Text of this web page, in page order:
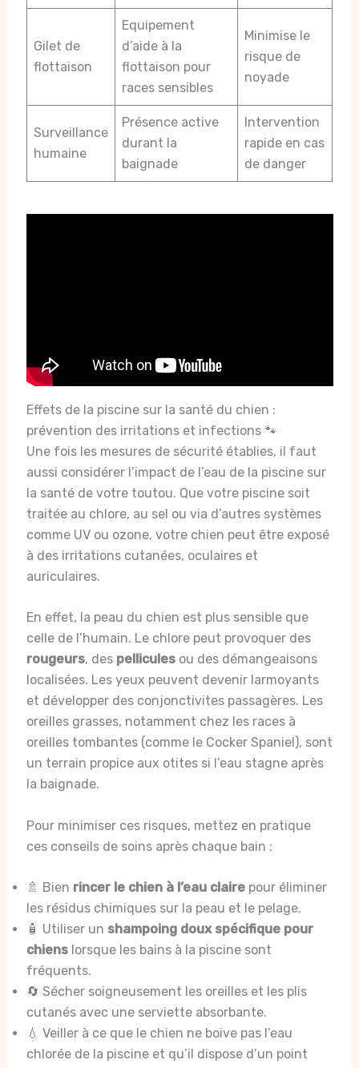
Gilet de
flottaison
Equipement
d’aide à la
flottaison pour
races sensibles
Minimise le
risque de
noyade
Surveillance
humaine
Présence active
durant la
baignade
Intervention
rapide en cas
de danger
Effets de la piscine sur la santé du chien :
prévention des irritations et infections 🐾
Une fois les mesures de sécurité établies, il faut
aussi considérer l’impact de l’eau de la piscine sur
la santé de votre toutou. Que votre piscine soit
traitée au chlore, au sel ou via d’autres systèmes
comme UV ou ozone, votre chien peut être exposé
à des irritations cutanées, oculaires et
auriculaires.
En effet, la peau du chien est plus sensible que
celle de l’humain. Le chlore peut provoquer des
rougeurs, des pelliculesou des démangeaisons
localisées. Les yeux peuvent devenir larmoyants
et développer des conjonctivites passagères. Les
oreilles grasses, notamment chez les races à
oreilles tombantes (comme le Cocker Spaniel), sont
un terrain propice aux otites si l’eau stagne après
la baignade.
Pour minimiser ces risques, mettez en pratique
ces conseils de soins après chaque bain :
🚿 Bien rincer le chien à l’eau clairepour éliminer
les résidus chimiques sur la peau et le pelage.
🧴 Utiliser un shampoing doux spécifique pour
chienslorsque les bains à la piscine sont
fréquents.
🔄 Sécher soigneusement les oreilles et les plis
cutanés avec une serviette absorbante.
💧 Veiller à ce que le chien ne boive pas l’eau
chlorée de la piscine et qu’il dispose d’un point